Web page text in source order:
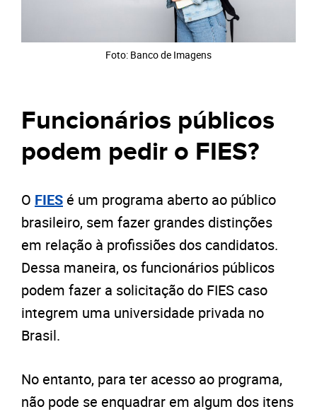
Foto: Banco de Imagens
Funcionários públicos
podem pedir o FIES?
O FIES é um programa aberto ao público
brasileiro, sem fazer grandes distinções
em relação à profissiões dos candidatos.
Dessa maneira, os funcionários públicos
podem fazer a solicitação do FIES caso
integrem uma universidade privada no
Brasil.
No entanto, para ter acesso ao programa,
não pode se enquadrar em algum dos itens